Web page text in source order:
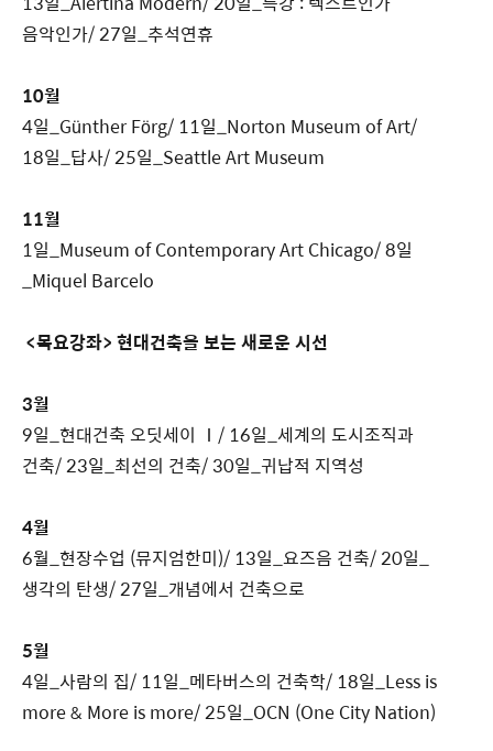
음악인가/ 27일_추석연휴
10월
4일_Günther Förg/ 11일_Norton Museum of Art/
18일_답사/ 25일_Seattle Art Museum
11월
1일_Museum of Contemporary Art Chicago/ 8일
_Miquel Barcelo
<목요강좌> 현대건축을 보는 새로운 시선
3월
9일_현대건축 오딧세이 Ⅰ/ 16일_세계의 도시조직과
건축/ 23일_최선의 건축/ 30일_귀납적 지역성
4월
6월_현장수업 (뮤지엄한미)/ 13일_요즈음 건축/ 20일_
생각의 탄생/ 27일_개념에서 건축으로
5월
4일_사람의 집/ 11일_메타버스의 건축학/ 18일_Less is
more & More is more/ 25일_OCN (One City Nation)